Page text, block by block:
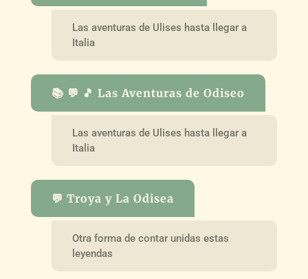
Las aventuras de Ulises hasta llegar a
Italia
📚 💬 🎵 Las Aventuras de Odiseo
Las aventuras de Ulises hasta llegar a
Italia
💬 Troya y La Odisea
Otra forma de contar unidas estas
leyendas